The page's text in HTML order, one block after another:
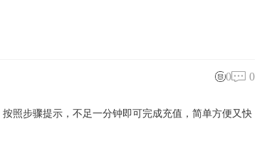
0 0
照步骤提示，不足一分钟即可完成充值，简单方便又快